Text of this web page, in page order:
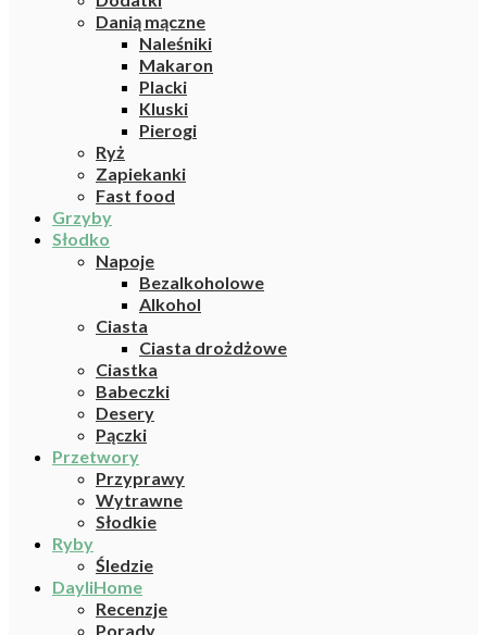
Danią mączne
Naleśniki
Makaron
Placki
Kluski
Pierogi
Ryż
Zapiekanki
Fast food
Grzyby
Słodko
Napoje
Bezalkoholowe
Alkohol
Ciasta
Ciasta drożdżowe
Ciastka
Babeczki
Desery
Pączki
Przetwory
Przyprawy
Wytrawne
Słodkie
Ryby
Śledzie
DayliHome
Recenzje
Porady